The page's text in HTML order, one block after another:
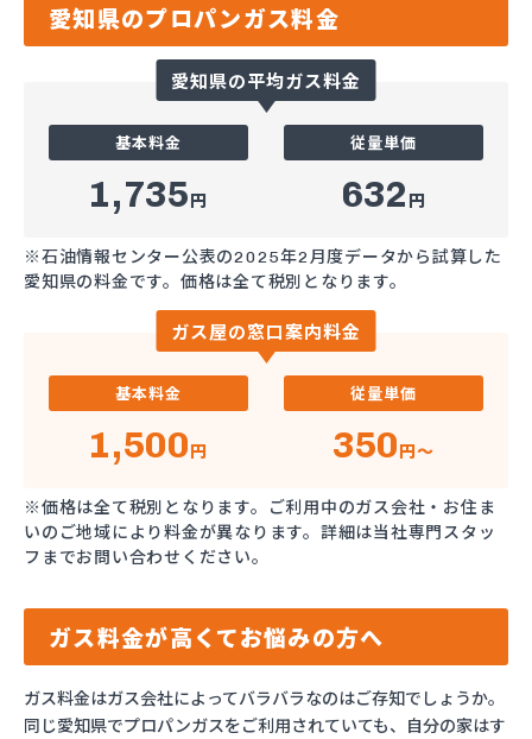
愛知県のプロパンガス料金
愛知県の平均ガス料金
基本料金
1,735円
従量単価
632 円
※石油情報センター公表の2025年2月度データから試算した
愛知県の料金です。価格は全て税別となります。
ガス屋の窓口案内料金
基本料金
1,500円
従量単価
350円～
※価格は全て税別となります。ご利用中のガス会社・お住ま
いのご地域により料金が異なります。詳細は当社専門スタッ
フまでお問い合わせください。
ガス料金が高くてお悩みの方へ
ガス料金はガス会社によってバラバラなのはご存知でしょうか。
同じ愛知県でプロパンガスをご利用されていても、自分の家はす